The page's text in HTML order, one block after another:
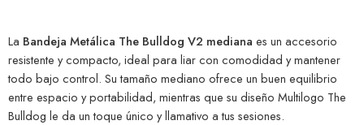
La Bandeja Metálica The Bulldog V2 mediana es un accesorio
resistente y compacto, ideal para liar con comodidad y mantener
todo bajo control. Su tamaño mediano ofrece un buen equilibrio
entre espacio y portabilidad, mientras que su diseño Multilogo The
Bulldog le da un toque único y llamativo a tus sesiones.